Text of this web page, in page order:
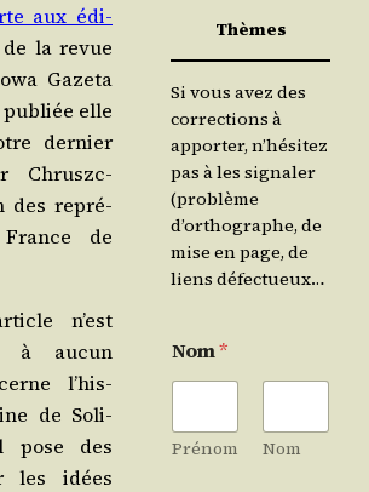
aux édi­
de la revue
Gaze­ta
elle
der­nier
Chruszc­
des repré­
de
n’est
à aucun
l’his­
de Soli­
pose des
les idées
Thèmes
Si vous avez des
corrections à
apporter, n’hésitez
pas à les signaler
(problème
d’orthographe, de
mise en page, de
liens défectueux…
Nom*
Prénom Nom